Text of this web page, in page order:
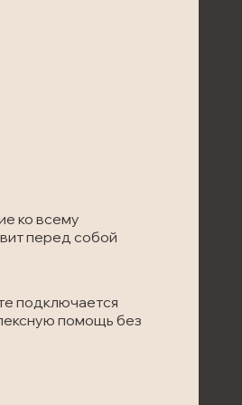
ко всему
перед собой
подключается
помощь без